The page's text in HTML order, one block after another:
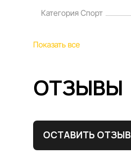
Категория Спорт
Показать все
ОТЗЫВЫ
ОСТАВИТЬ ОТЗЫВ